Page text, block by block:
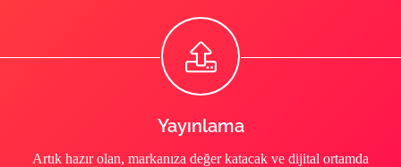
Yayınlama
Artık hazır olan, markanıza değer katacak ve dijital ortamda